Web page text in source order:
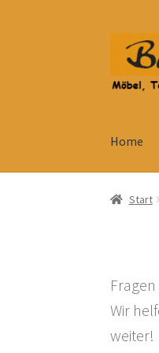
springen
Zum
Inhalt
springen
Home
StartStart
Wir
weiter!